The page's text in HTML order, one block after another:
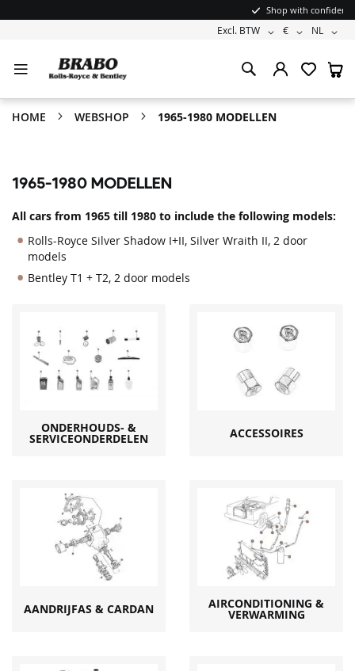
BTW
Excl. BTW Valuta
€ Taal
NL
HOME WEBSHOP 1965-1980 MODELLEN
1965-1980 MODELLEN
All cars from 1965 till 1980 to include the following models:
Rolls-Royce Silver Shadow I+II, Silver Wraith II, 2 door
models
Bentley T1 + T2, 2 door models
ONDERHOUDS- &
SERVICEONDERDELEN ACCESSOIRES
AANDRIJFAS & CARDAN AIRCONDITIONING &
VERWARMING